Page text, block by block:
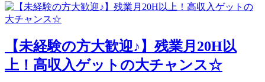
【未経験の方大歓迎♪】残業月20H以
上！高収入ゲットの大チャンス☆